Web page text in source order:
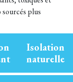
plus
Isolation
naturelle